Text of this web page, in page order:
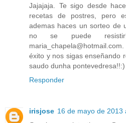
Jajajaja. Te sigo desde
recetas de postres, pero
ademas haces un sorteo de
no se puede
éxito y nos sigas enseñando
saudo dunha pontevedresa!!:)
Responder
irisjose 16 de mayo de 2013